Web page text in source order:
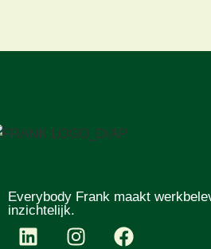
Everybody Frank maakt
inzichtelijk.